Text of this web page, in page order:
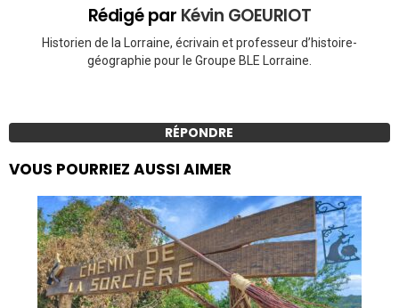
Rédigé par Kévin GOEURIOT
Historien de la Lorraine, écrivain et professeur d’histoire-
géographie pour le Groupe BLE Lorraine.
RÉPONDRE
VOUS POURRIEZ AUSSI AIMER